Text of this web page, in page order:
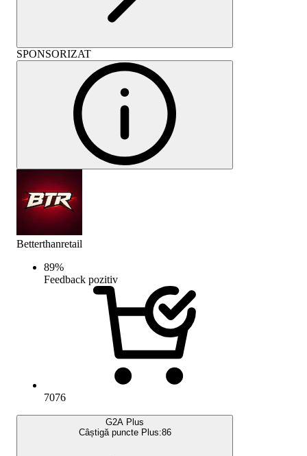
SPONSORIZAT
Betterthanretail
89%
Feedback pozitiv
7076
G2A Plus
Câștigă puncte Plus:86